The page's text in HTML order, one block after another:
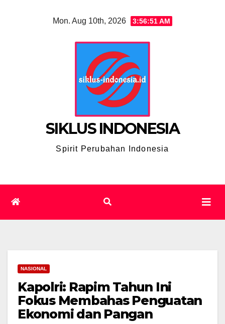
Mon. Aug 10th, 2026 3:56:52 AM
SIKLUS INDONESIA
Spirit Perubahan Indonesia
NASIONAL
Kapolri: Rapim Tahun Ini
Fokus Membahas Penguatan
Ekonomi dan Pangan